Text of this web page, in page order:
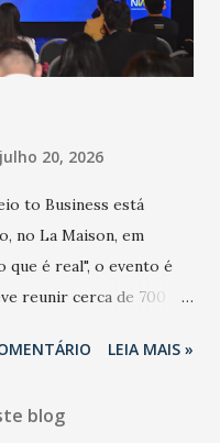
um grande risco à
saber fazer a
não so...
julho 20, 2026
to Business está
no La Maison, em
que é real", o evento é
reunir cerca de 700
Desde 2022, o NM2B
profissionais de marcas
LEIA MAIS »
blog